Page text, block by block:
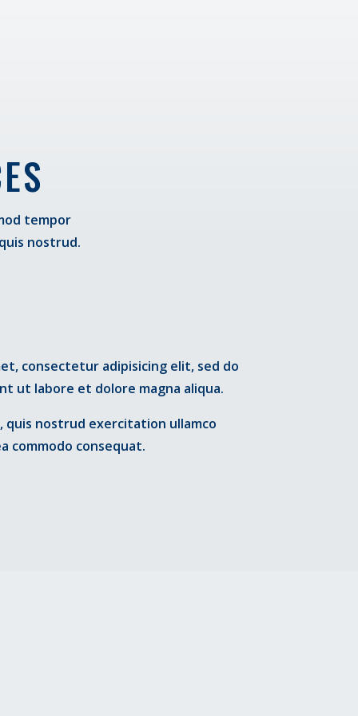
tempor
nostrud.
consectetur adipisicing elit, sed do
ut labore et dolore magna aliqua.
quis nostrud exercitation ullamco
commodo consequat.